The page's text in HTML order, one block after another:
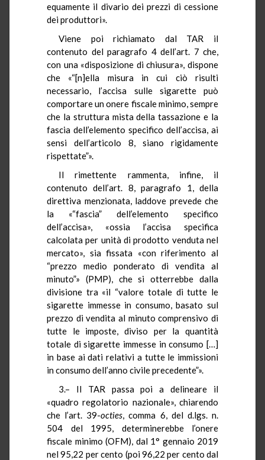
equamente il divario dei prezzi di cessione
dei produttori».
Viene poi richiamato dal TAR il
contenuto del paragrafo 4 dell’art. 7 che,
con una «disposizione di chiusura», dispone
che «“[n]ella misura in cui ciò risulti
necessario, l’accisa sulle sigarette può
comportare un onere fiscale minimo, sempre
che la struttura mista della tassazione e la
fascia dell’elemento specifico dell’accisa, ai
sensi dell’articolo 8, siano rigidamente
rispettate”».
Il rimettente rammenta, infine, il
contenuto dell’art. 8, paragrafo 1, della
direttiva menzionata, laddove prevede che
la «“fascia” dell’elemento specifico
dell’accisa», «ossia l’accisa specifica
calcolata per unità di prodotto venduta nel
mercato», sia fissata «con riferimento al
“prezzo medio ponderato di vendita al
minuto”» (PMP), che si otterrebbe dalla
divisione tra «il “valore totale di tutte le
sigarette immesse in consumo, basato sul
prezzo di vendita al minuto comprensivo di
tutte le imposte, diviso per la quantità
totale di sigarette immesse in consumo […]
in base ai dati relativi a tutte le immissioni
in consumo dell’anno civile precedente”».
3.– Il TAR passa poi a delineare il
«quadro regolatorio nazionale», chiarendo
che l’art. 39-octies, comma 6, del d.lgs. n.
504 del 1995, determinerebbe l’onere
fiscale minimo (OFM), dal 1° gennaio 2019
nel 95,22 per cento (poi 96,22 per cento dal